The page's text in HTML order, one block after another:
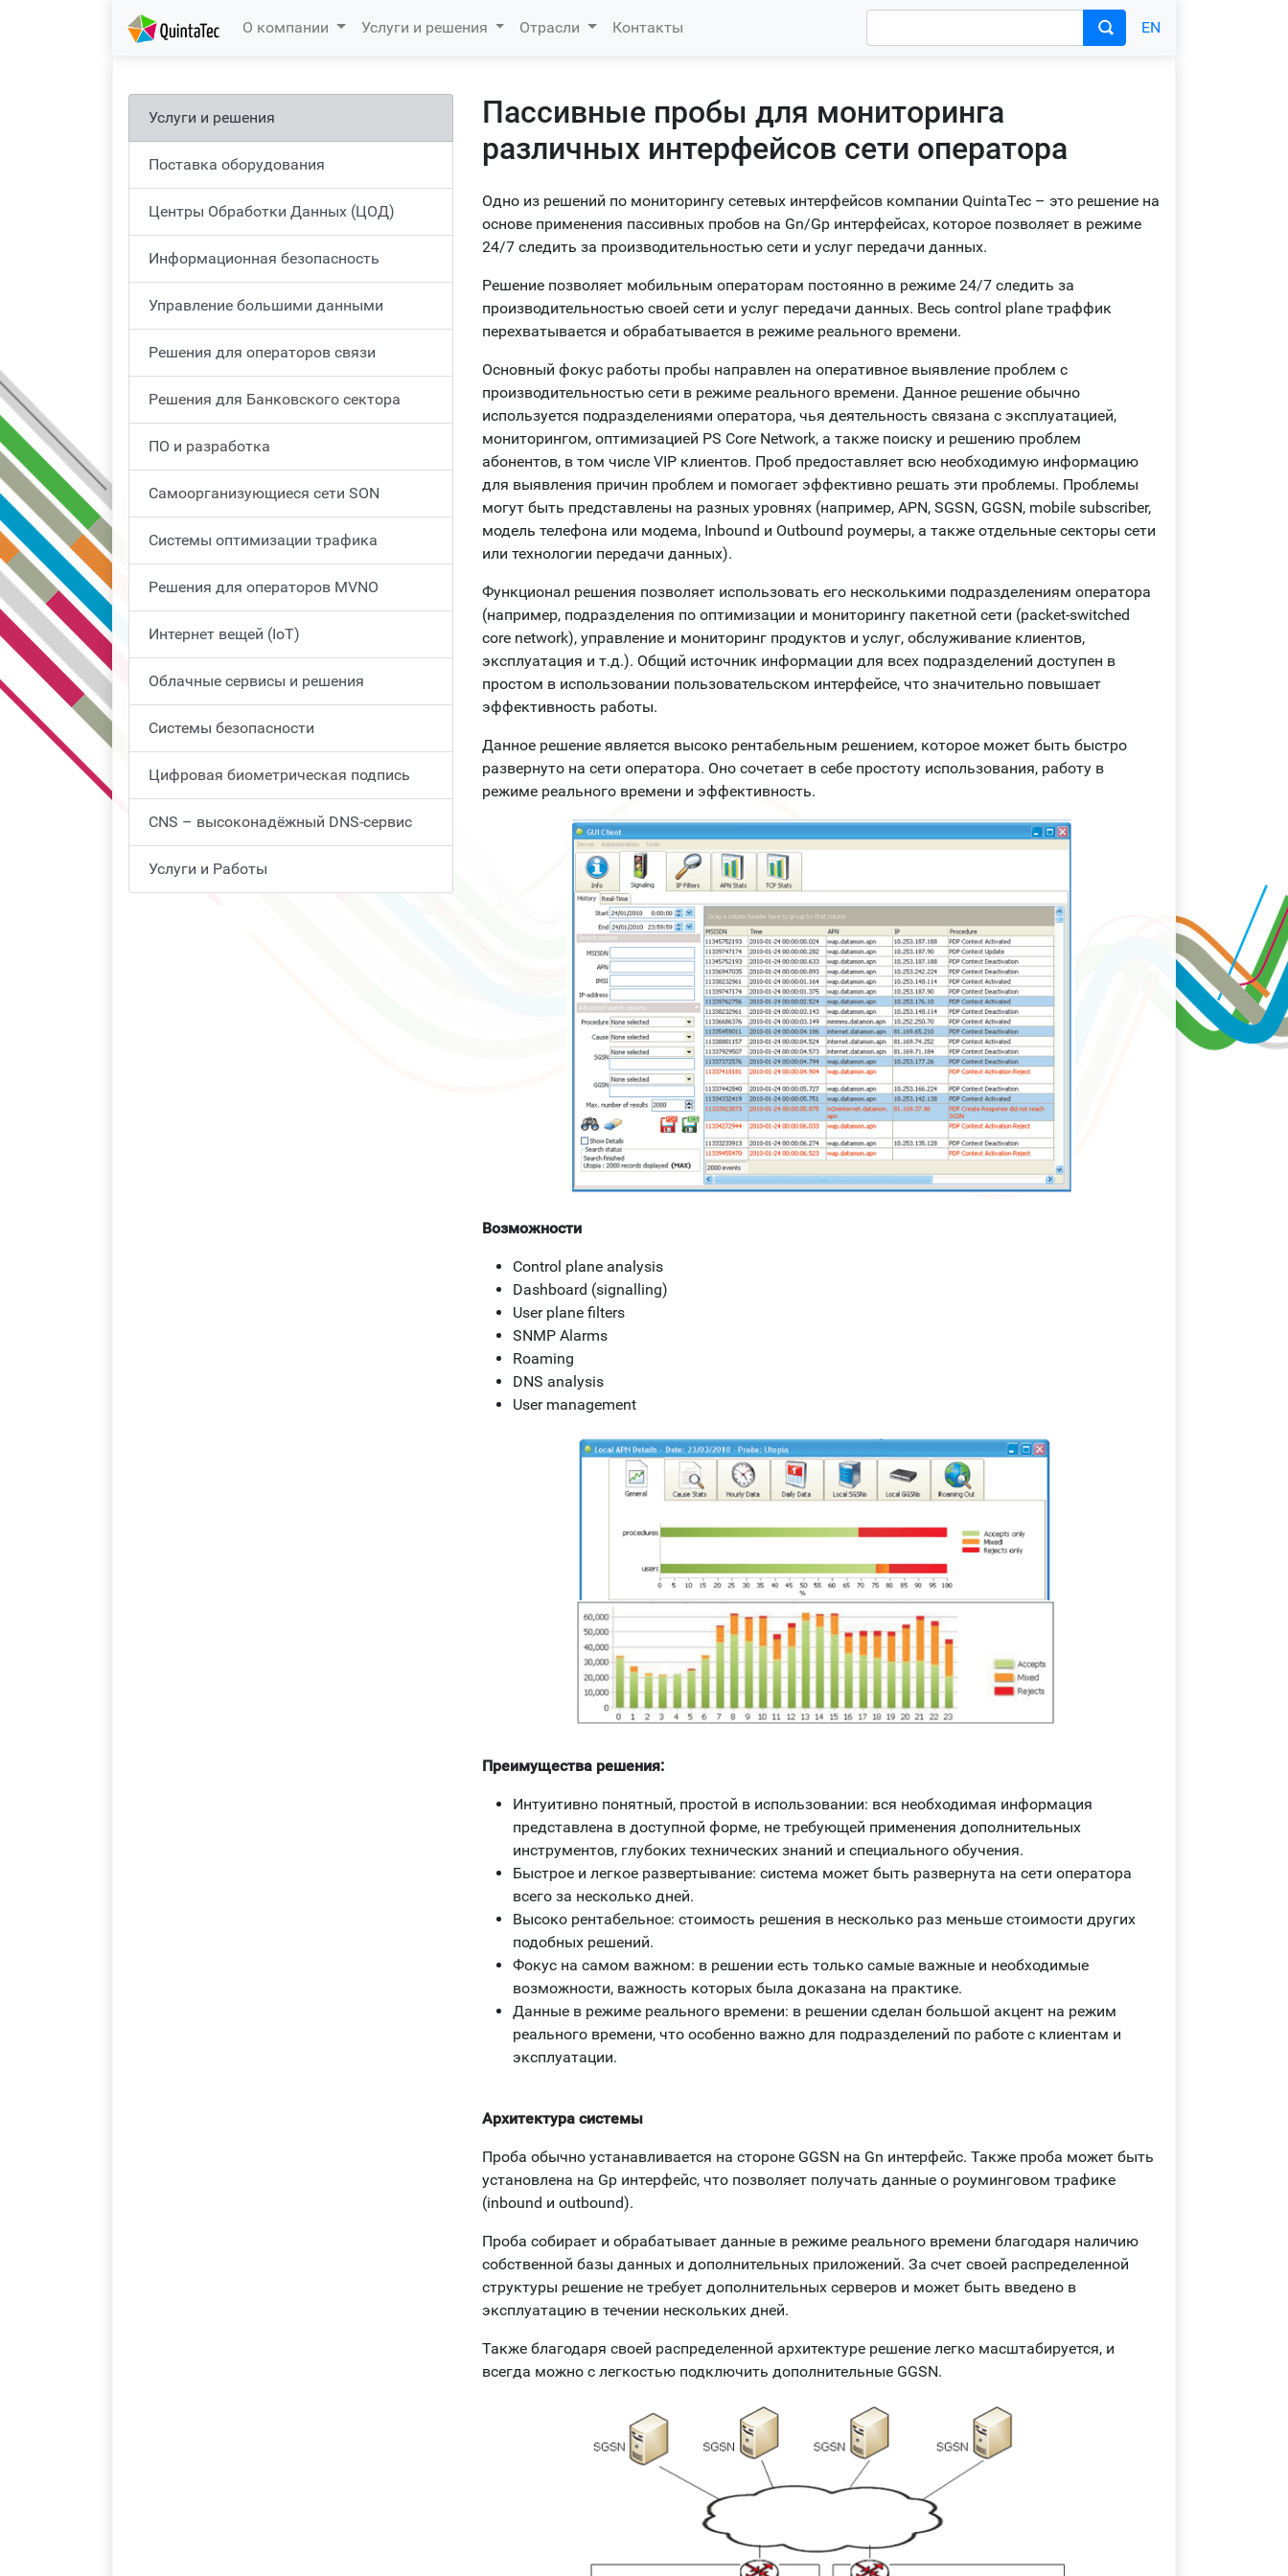
(current)
О компании Услуги и решения Отрасли Контакты EN
Услуги и решения
Поставка оборудования
Центры Обработки Данных (ЦОД)
Информационная безопасность
Управление большими данными
Решения для операторов связи
Решения для Банковского сектора
ПО и разработка
Самоорганизующиеся сети SON
Системы оптимизации трафика
Решения для операторов MVNO
Интернет вещей (IoT)
Облачные сервисы и решения
Системы безопасности
Цифровая биометрическая подпись
CNS – высоконадёжный DNS-сервис
Услуги и Работы
Пассивные пробы для мониторинга
различных интерфейсов сети оператора
Одно из решений по мониторингу сетевых интерфейсов компании QuintaTec – это решение на
основе применения пассивных пробов на Gn/Gp интерфейсах, которое позволяет в режиме
24/7 следить за производительностью сети и услуг передачи данных.
Решение позволяет мобильным операторам постоянно в режиме 24/7 следить за
производительностью своей сети и услуг передачи данных. Весь control plane траффик
перехватывается и обрабатывается в режиме реального времени.
Основный фокус работы пробы направлен на оперативное выявление проблем с
производительностью сети в режиме реального времени. Данное решение обычно
используется подразделениями оператора, чья деятельность связана с эксплуатацией,
мониторингом, оптимизацией PS Core Network, а также поиску и решению проблем
абонентов, в том числе VIP клиентов. Проб предоставляет всю необходимую информацию
для выявления причин проблем и помогает эффективно решать эти проблемы. Проблемы
могут быть представлены на разных уровнях (например, APN, SGSN, GGSN, mobile subscriber,
модель телефона или модема, Inbound и Outbound роумеры, а также отдельные секторы сети
или технологии передачи данных).
Функционал решения позволяет использовать его несколькими подразделениям оператора
(например, подразделения по оптимизации и мониторингу пакетной сети (packet-switched
core network), управление и мониторинг продуктов и услуг, обслуживание клиентов,
эксплуатация и т.д.). Общий источник информации для всех подразделений доступен в
простом в использовании пользовательском интерфейсе, что значительно повышает
эффективность работы.
Данное решение является высоко рентабельным решением, которое может быть быстро
развернуто на сети оператора. Оно сочетает в себе простоту использования, работу в
режиме реального времени и эффективность.
Возможности
Control plane analysis
Dashboard (signalling)
User plane filters
SNMP Alarms
Roaming
DNS analysis
User management
Преимущества решения:
Интуитивно понятный, простой в использовании: вся необходимая информация
представлена в доступной форме, не требующей применения дополнительных
инструментов, глубоких технических знаний и специального обучения.
Быстрое и легкое развертывание: система может быть развернута на сети оператора
всего за несколько дней.
Высоко рентабельное: стоимость решения в несколько раз меньше стоимости других
подобных решений.
Фокус на самом важном: в решении есть только самые важные и необходимые
возможности, важность которых была доказана на практике.
Данные в режиме реального времени: в решении сделан большой акцент на режим
реального времени, что особенно важно для подразделений по работе с клиентам и
эксплуатации.
Архитектура системы
Проба обычно устанавливается на стороне GGSN на Gn интерфейс. Также проба может быть
установлена на Gp интерфейс, что позволяет получать данные о роуминговом трафике
(inbound и outbound).
Проба собирает и обрабатывает данные в режиме реального времени благодаря наличию
собственной базы данных и дополнительных приложений. За счет своей распределенной
структуры решение не требует дополнительных серверов и может быть введено в
эксплуатацию в течении нескольких дней.
Также благодаря своей распределенной архитектуре решение легко масштабируется, и
всегда можно с легкостью подключить дополнительные GGSN.